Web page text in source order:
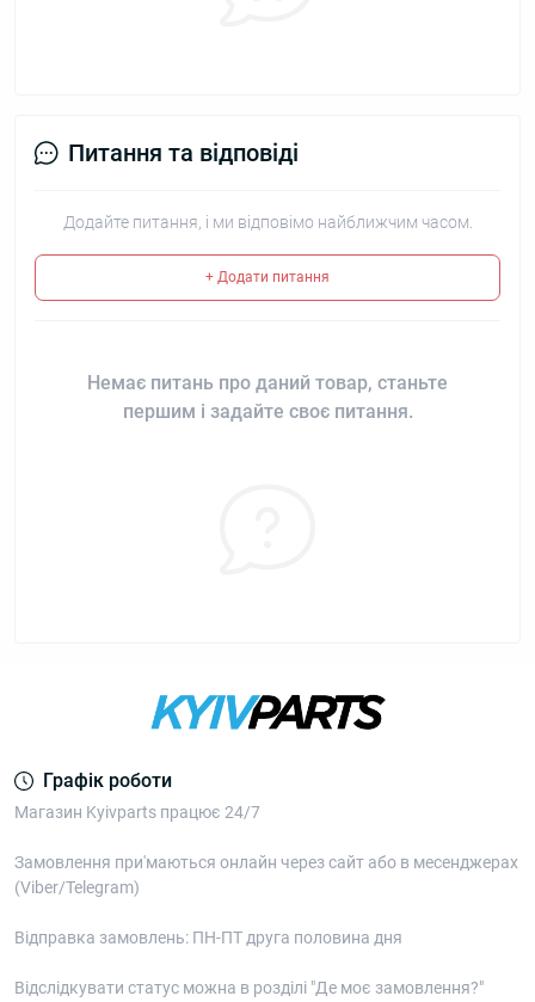
Питання та відповіді
Додайте питання, і ми відповімо найближчим часом.
+ Додати питання
Немає питань про даний товар, станьте
першим і задайте своє питання.
Графік роботи
Магазин Kyivparts працює 24/7
Замовлення при'маються онлайн через сайт або в месенджерах
(Viber/Telegram)
Відправка замовлень: ПН-ПТ друга половина дня
Відслідкувати статус можна в розділі "Де моє замовлення?"